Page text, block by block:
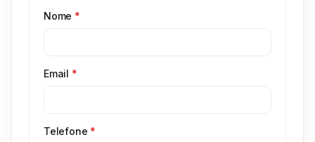
Nome *
Email *
Telefone *